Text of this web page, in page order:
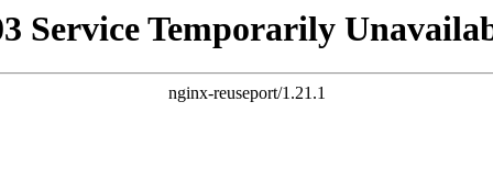
Service Temporarily
nginx-reuseport/1.21.1